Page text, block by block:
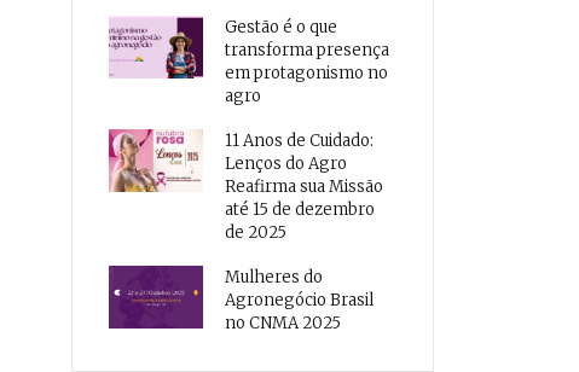
Gestão é o que
transforma presença
em protagonismo no
agro
11 Anos de Cuidado:
Lenços do Agro
Reafirma sua Missão
até 15 de dezembro
de 2025
Mulheres do
Agronegócio Brasil
no CNMA 2025